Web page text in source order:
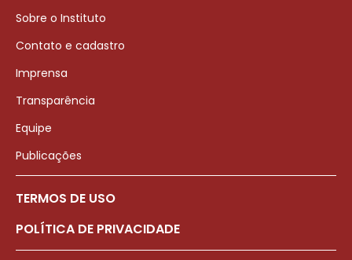
Sobre o Instituto
Contato e cadastro
Imprensa
Transparência
Equipe
Publicações
TERMOS DE USO
POLÍTICA DE PRIVACIDADE